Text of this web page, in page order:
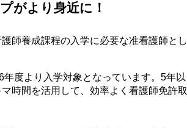
がより身近に！
師養成課程の入学に必要な准看護師とし
度より入学対象となっています。5年以
時間を活用して、効率よく看護師免許取